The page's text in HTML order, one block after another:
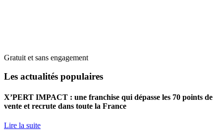
Gratuit et sans engagement
Les actualités populaires
X’PERT IMPACT : une franchise qui dépasse les 70 points de
vente et recrute dans toute la France
Lire la suite